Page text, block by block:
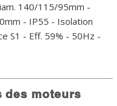
140/115/95mm -
- IP55 - Isolation
S1 - Eff. 59% - 50Hz -
des moteurs